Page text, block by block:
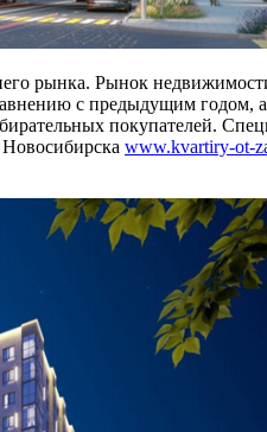
рынка. Рынок
с предыдущим годом,
покупателей.
www.kvartiry-ot-